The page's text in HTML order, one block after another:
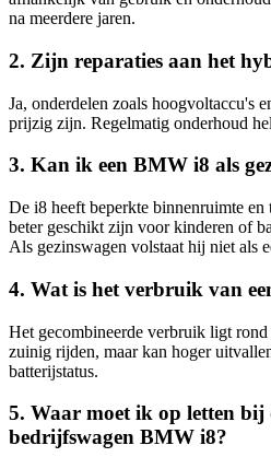
na meerdere jaren.
2. Zijn reparaties aan het
Ja, onderdelen zoals hoogvoltaccu's
prijzig zijn. Regelmatig onderhoud
3. Kan ik een BMW i8 als
De i8 heeft beperkte binnenruimte
beter geschikt zijn voor kinderen of
Als gezinswagen volstaat hij niet als
4. Wat is het verbruik van
Het gecombineerde verbruik ligt
zuinig rijden, maar kan hoger
batterijstatus.
5. Waar moet ik op letten bij
bedrijfswagen BMW i8?